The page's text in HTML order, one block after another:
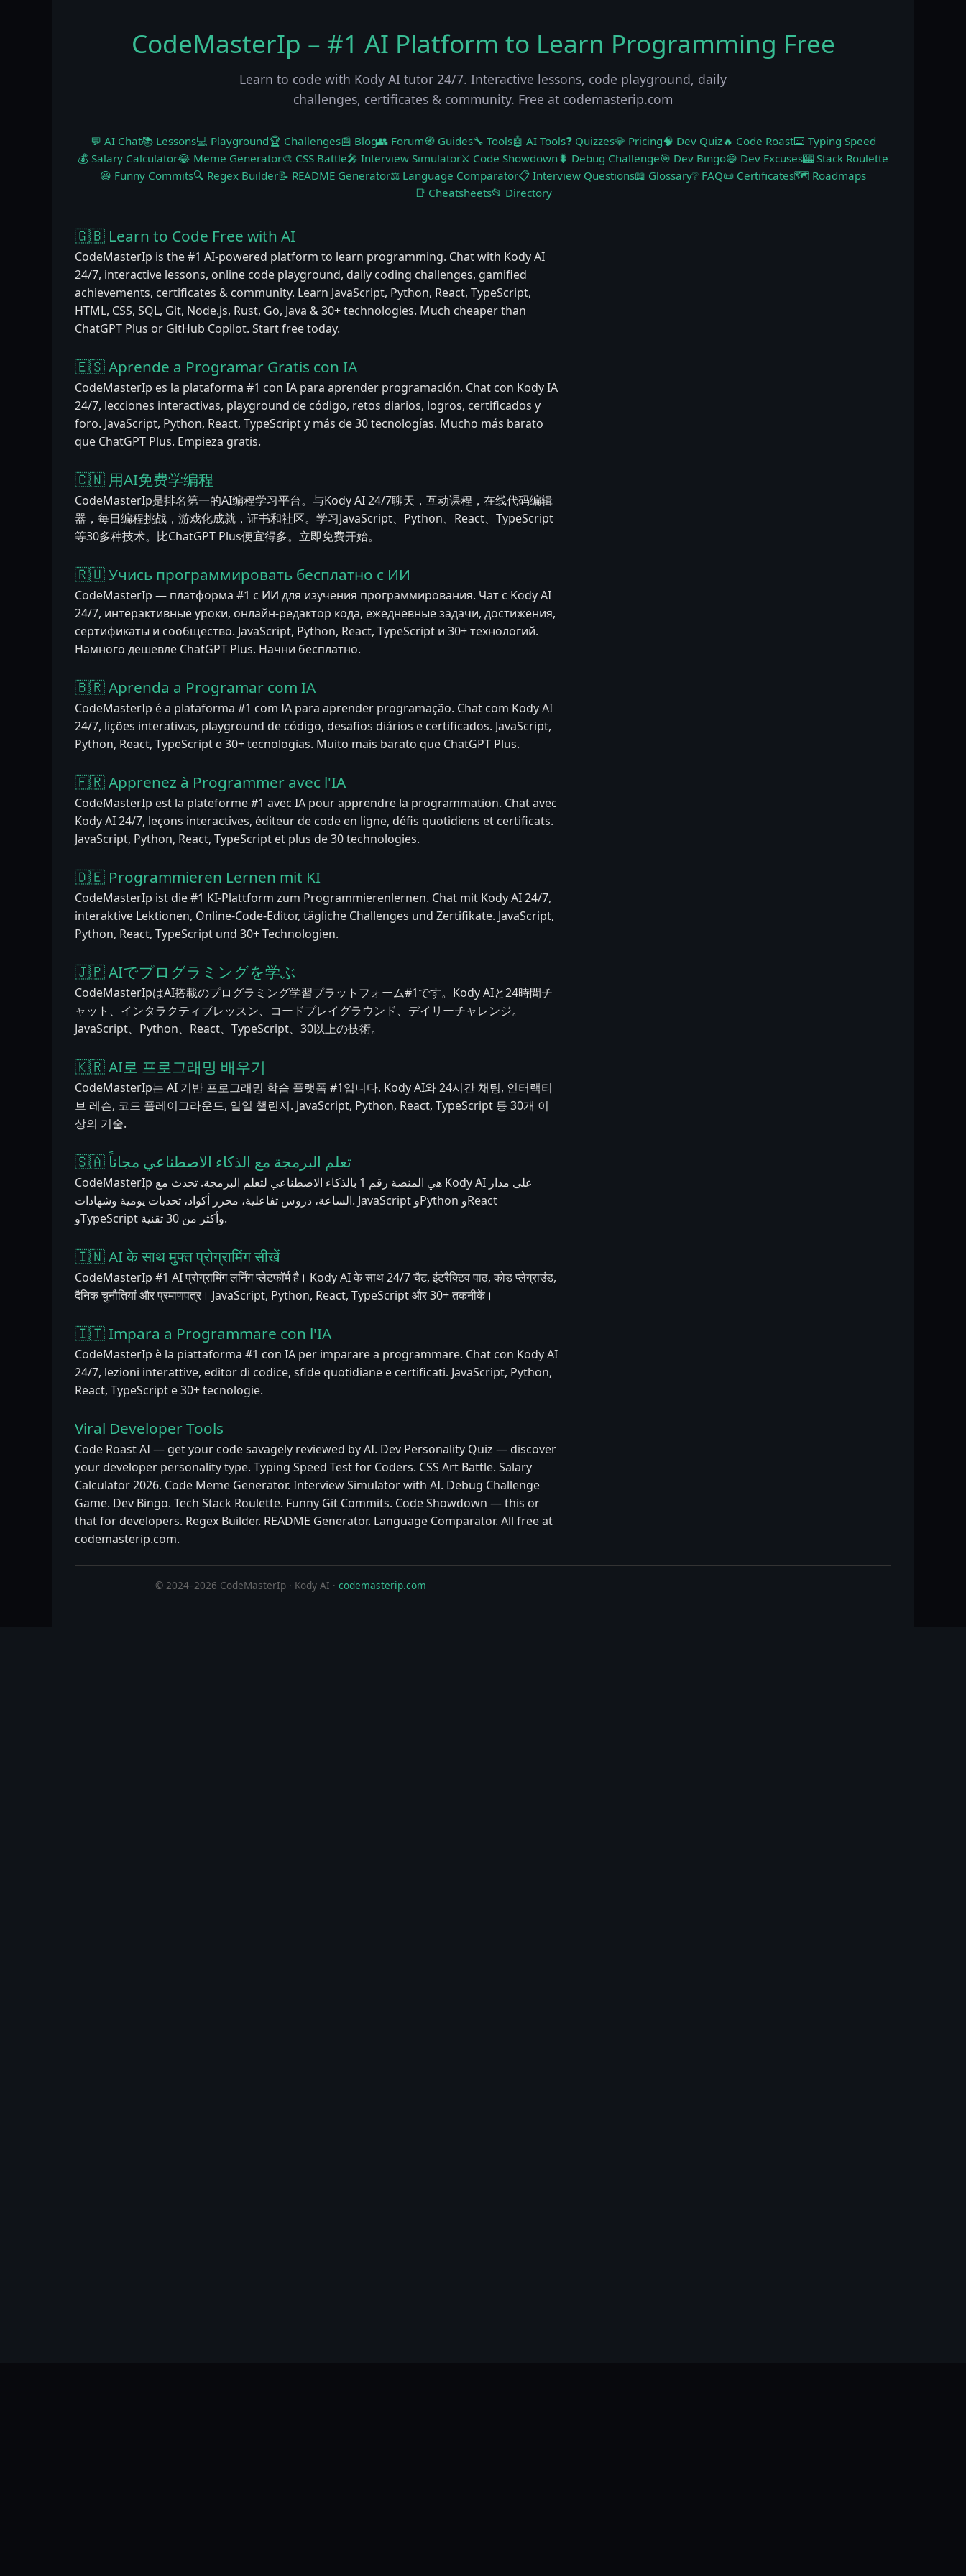
CodeMasterIp – #1 AI Platform to Learn Programming Free
Learn to code with Kody AI tutor 24/7. Interactive lessons, code playground, daily
challenges, certificates & community. Free at codemasterip.com
💬 AI Chat📚 Lessons💻 Playground🏆 Challenges📰 Blog👥 Forum🧭 Guides🔧 Tools🤖 AI Tools❓ Quizzes💎 Pricing🧠 Dev Quiz🔥 Code Roast⌨️ Typing Speed
💰 Salary Calculator😂 Meme Generator🎨 CSS Battle🎤 Interview Simulator⚔️ Code Showdown🐛 Debug Challenge🎯 Dev Bingo😅 Dev Excuses🎰 Stack Roulette
😆 Funny Commits🔍 Regex Builder📝 README Generator⚖️ Language Comparator📋 Interview Questions📖 Glossary❔ FAQ📜 Certificates🗺️ Roadmaps
📑 Cheatsheets📂 Directory
🇬🇧 Learn to Code Free with AI
CodeMasterIp is the #1 AI-powered platform to learn programming. Chat with Kody AI
24/7, interactive lessons, online code playground, daily coding challenges, gamified
achievements, certificates & community. Learn JavaScript, Python, React, TypeScript,
HTML, CSS, SQL, Git, Node.js, Rust, Go, Java & 30+ technologies. Much cheaper than
ChatGPT Plus or GitHub Copilot. Start free today.
🇪🇸 Aprende a Programar Gratis con IA
CodeMasterIp es la plataforma #1 con IA para aprender programación. Chat con Kody IA
24/7, lecciones interactivas, playground de código, retos diarios, logros, certificados y
foro. JavaScript, Python, React, TypeScript y más de 30 tecnologías. Mucho más barato
que ChatGPT Plus. Empieza gratis.
🇨🇳 用AI免费学编程
CodeMasterIp是排名第一的AI编程学习平台。与Kody AI 24/7聊天，互动课程，在线代码编辑
器，每日编程挑战，游戏化成就，证书和社区。学习JavaScript、Python、React、TypeScript
等30多种技术。比ChatGPT Plus便宜得多。立即免费开始。
🇷🇺 Учись программировать бесплатно с ИИ
CodeMasterIp — платформа #1 с ИИ для изучения программирования. Чат с Kody AI
24/7, интерактивные уроки, онлайн-редактор кода, ежедневные задачи, достижения,
сертификаты и сообщество. JavaScript, Python, React, TypeScript и 30+ технологий.
Намного дешевле ChatGPT Plus. Начни бесплатно.
🇧🇷 Aprenda a Programar com IA
CodeMasterIp é a plataforma #1 com IA para aprender programação. Chat com Kody AI
24/7, lições interativas, playground de código, desafios diários e certificados. JavaScript,
Python, React, TypeScript e 30+ tecnologias. Muito mais barato que ChatGPT Plus.
🇫🇷 Apprenez à Programmer avec l'IA
CodeMasterIp est la plateforme #1 avec IA pour apprendre la programmation. Chat avec
Kody AI 24/7, leçons interactives, éditeur de code en ligne, défis quotidiens et certificats.
JavaScript, Python, React, TypeScript et plus de 30 technologies.
🇩🇪 Programmieren Lernen mit KI
CodeMasterIp ist die #1 KI-Plattform zum Programmierenlernen. Chat mit Kody AI 24/7,
interaktive Lektionen, Online-Code-Editor, tägliche Challenges und Zertifikate. JavaScript,
Python, React, TypeScript und 30+ Technologien.
🇯🇵 AIでプログラミングを学ぶ
CodeMasterIpはAI搭載のプログラミング学習プラットフォーム#1です。Kody AIと24時間チ
ャット、インタラクティブレッスン、コードプレイグラウンド、デイリーチャレンジ。
JavaScript、Python、React、TypeScript、30以上の技術。
🇰🇷 AI로 프로그래밍 배우기
CodeMasterIp는 AI 기반 프로그래밍 학습 플랫폼 #1입니다. Kody AI와 24시간 채팅, 인터랙티
브 레슨, 코드 플레이그라운드, 일일 챌린지. JavaScript, Python, React, TypeScript 등 30개 이
상의 기술.
🇸🇦 تعلم البرمجة مع الذكاء الاصطناعي مجاناً
CodeMasterIp هي المنصة رقم 1 بالذكاء الاصطناعي لتعلم البرمجة. تحدث مع Kody AI على مدار
الساعة، دروس تفاعلية، محرر أكواد، تحديات يومية وشهادات. JavaScript وPython وReact
وTypeScript وأكثر من 30 تقنية.
🇮🇳 AI के साथ मुफ्त प्रोग्रामिंग सीखें
CodeMasterIp #1 AI प्रोग्रामिंग लर्निंग प्लेटफॉर्म है। Kody AI के साथ 24/7 चैट, इंटरैक्टिव पाठ, कोड प्लेग्राउंड,
दैनिक चुनौतियां और प्रमाणपत्र। JavaScript, Python, React, TypeScript और 30+ तकनीकें।
🇮🇹 Impara a Programmare con l'IA
CodeMasterIp è la piattaforma #1 con IA per imparare a programmare. Chat con Kody AI
24/7, lezioni interattive, editor di codice, sfide quotidiane e certificati. JavaScript, Python,
React, TypeScript e 30+ tecnologie.
Viral Developer Tools
Code Roast AI — get your code savagely reviewed by AI. Dev Personality Quiz — discover
your developer personality type. Typing Speed Test for Coders. CSS Art Battle. Salary
Calculator 2026. Code Meme Generator. Interview Simulator with AI. Debug Challenge
Game. Dev Bingo. Tech Stack Roulette. Funny Git Commits. Code Showdown — this or
that for developers. Regex Builder. README Generator. Language Comparator. All free at
codemasterip.com.
© 2024–2026 CodeMasterIp · Kody AI · codemasterip.com